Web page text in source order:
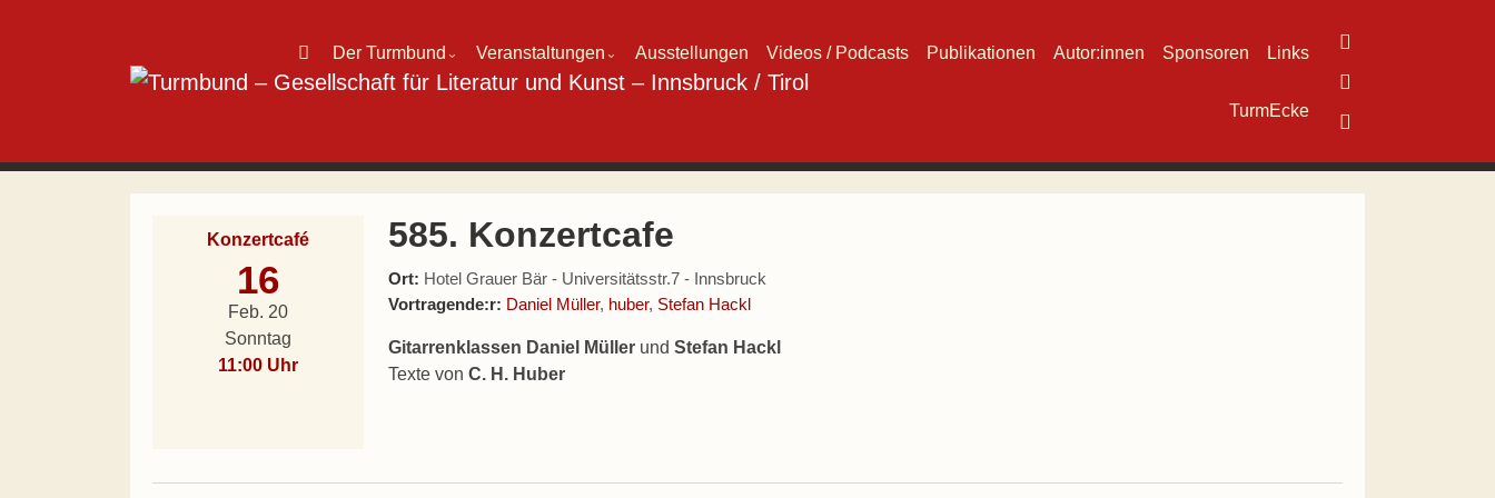
Hauptnavigation
Der Turmbund ⌄ Veranstaltungen ⌄ Ausstellungen Videos / Podcasts Publikationen Autor:innen Sponsoren Links
TurmEcke
Konzertcafé
16
Feb. 20
Sonntag
11:00 Uhr
585. Konzertcafe
Ort: Hotel Grauer Bär - Universitätsstr.7 - Innsbruck
Vortragende:r: Daniel Müller, huber, Stefan Hackl
Gitarrenklassen Daniel Müller und Stefan Hackl
Texte vonC. H. Huber